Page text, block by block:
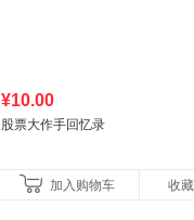
¥10.00
股票大作手回忆录
加入购物车 收藏